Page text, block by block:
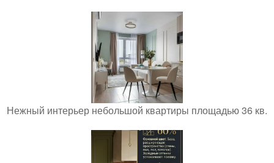
Нежный интерьер небольшой квартиры площадью 36 кв.